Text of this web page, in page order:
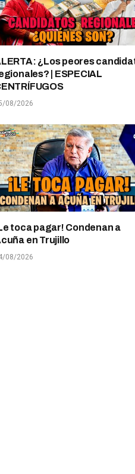
¿Los peores
| ESPECIAL
08/2026
toca pagar! Condenan a
en Trujillo
08/2026